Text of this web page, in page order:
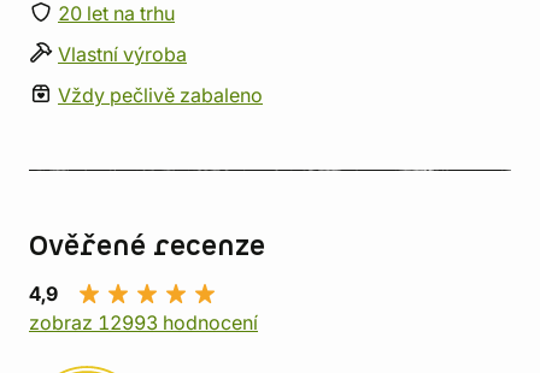
20 let na trhu
Vlastní výroba
Vždy pečlivě zabaleno
Ověřené recenze
4,9
zobraz 12993 hodnocení